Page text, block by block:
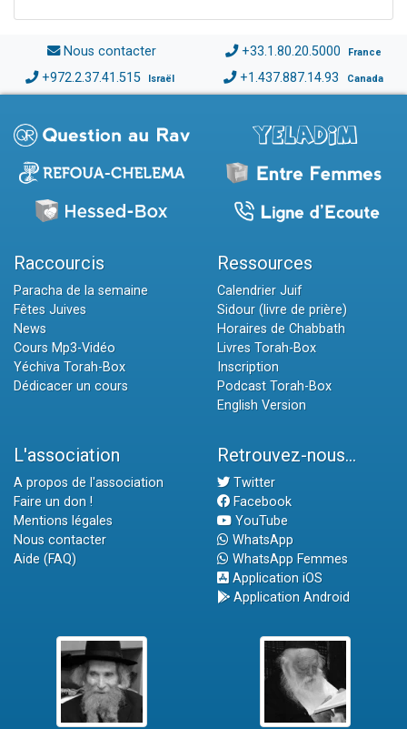
Nous contacter +33.1.80.20.5000 France
+972.2.37.41.515 Israël +1.437.887.14.93 Canada
Raccourcis
Paracha de la semaine
Fêtes Juives
News
Cours Mp3-Vidéo
Yéchiva Torah-Box
Dédicacer un cours
Ressources
Calendrier Juif
Sidour (livre de prière)
Horaires de Chabbath
Livres Torah-Box
Inscription
Podcast Torah-Box
English Version
L'association
A propos de l'association
Faire un don !
Mentions légales
Nous contacter
Aide (FAQ)
Retrouvez-nous...
Twitter
Facebook
YouTube
WhatsApp
WhatsApp Femmes
Application iOS
Application Android